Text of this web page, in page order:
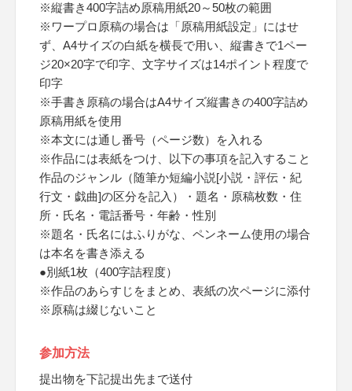
※縦書き400字詰め原稿用紙20～50枚の範囲
※ワープロ原稿の場合は「原稿用紙設定」にはせ
ず、A4サイズの白紙を横長で用い、縦書きで1ペー
ジ20×20字で印字、文字サイズは14ポイント程度で
印字
※手書き原稿の場合はA4サイズ縦書きの400字詰め
原稿用紙を使用
※本文には通し番号（ページ数）を入れる
※作品には表紙をつけ、以下の事項を記入すること
作品のジャンル（随筆か短編小説[小説・評伝・紀
行文・戯曲]の区分を記入）・題名・原稿枚数・住
所・氏名・電話番号・年齢・性別
※題名・氏名にはふりがな、ペンネーム使用の場合
は本名を書き添える
●別紙1枚（400字詰程度）
※作品のあらすじをまとめ、表紙の次ページに添付
※原稿は綴じないこと
参加方法
提出物を下記提出先まで送付